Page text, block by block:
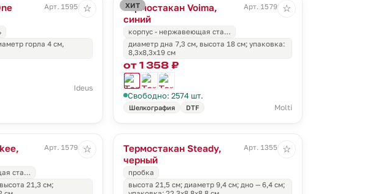
Арт. 15956.40
горла 4 см,
Ideus
☆ ХИТ
Термостакан Voima,
синий
Арт. 15792.40
корпус - нержавеющая ста…
диаметр дна 7,3 см, высота 18 см; упаковка:
8,3x8,3x19 см
от 1 358 ₽
Свободно: 2574 шт.
Шелкография DTF Molti
☆
Арт. 15794.10
ста…
21,3 см;
☆
Термостакан Steady,
черный
Арт. 13556.30
пробка
высота 21,5 см; диаметр 9,4 см; дно — 6,4 см;
☆